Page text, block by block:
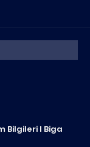
Bilgileri I Biga